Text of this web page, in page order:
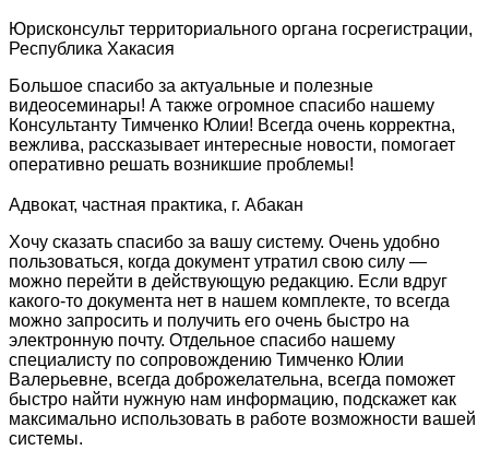
Юрисконсульт территориального органа госрегистрации,
Республика Хакасия
Большое спасибо за актуальные и полезные
видеосеминары! А также огромное спасибо нашему
Консультанту Тимченко Юлии! Всегда очень корректна,
вежлива, рассказывает интересные новости, помогает
оперативно решать возникшие проблемы!
Адвокат, частная практика, г. Абакан
Хочу сказать спасибо за вашу систему. Очень удобно
пользоваться, когда документ утратил свою силу —
можно перейти в действующую редакцию. Если вдруг
какого-то документа нет в нашем комплекте, то всегда
можно запросить и получить его очень быстро на
электронную почту. Отдельное спасибо нашему
специалисту по сопровождению Тимченко Юлии
Валерьевне, всегда доброжелательна, всегда поможет
быстро найти нужную нам информацию, подскажет как
максимально использовать в работе возможности вашей
системы.